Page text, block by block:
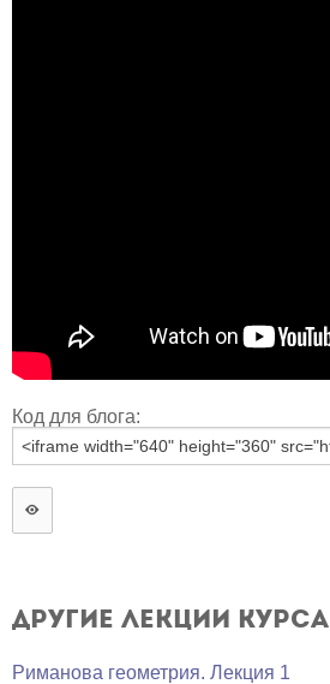
Код для блога:
Другие лекции курса
Риманова геометрия. Лекция 1